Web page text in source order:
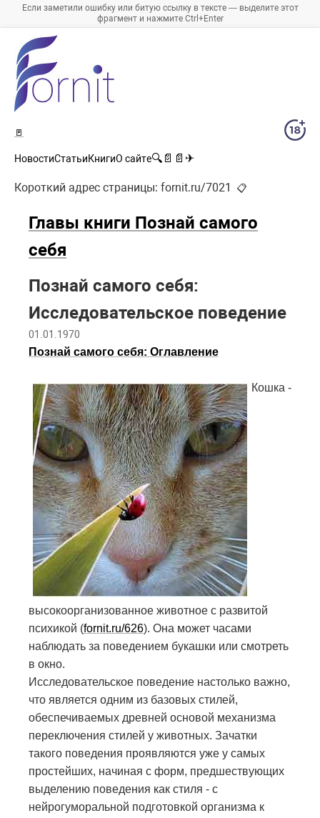
Если заметили ошибку или битую ссылку в тексте — выделите этот
фрагмент и нажмите Ctrl+Enter
🚪
НовостиСтатьиКнигиО сайте🔍 📄 📄 ✈
Короткий адрес страницы: fornit.ru/7021 📋
Главы книги Познай самого
себя
Познай самого себя:
Исследовательское поведение
01.01.1970
Познай самого себя: Оглавление
Кошка -
высокоорганизованное животное с развитой
психикой (fornit.ru/626). Она может часами
наблюдать за поведением букашки или смотреть
в окно.
Исследовательское поведение настолько важно,
что является одним из базовых стилей,
обеспечиваемых древней основой механизма
переключения стилей у животных. Зачатки
такого поведения проявляются уже у самых
простейших, начиная с форм, предшествующих
выделению поведения как стиля - с
нейрогуморальной подготовкой организма к